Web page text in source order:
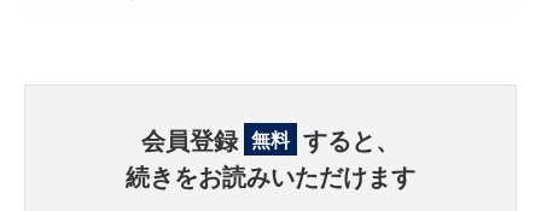
会員登録 無料 すると、
続きをお読みいただけます